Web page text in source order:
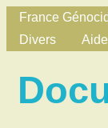
France
Divers
Aide